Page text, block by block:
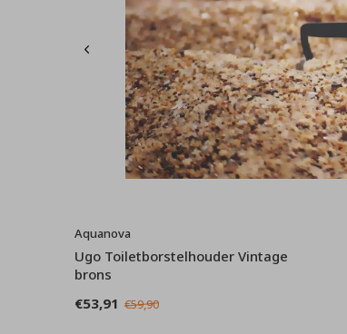
Aquanova
Ugo Toiletborstelhouder Vintage
brons
€53,91 €59,90